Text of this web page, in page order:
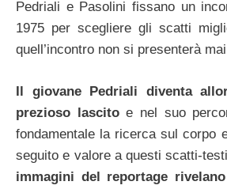
Pedriali e Pasolini fissano un
1975 per scegliere gli scatti
quell’incontro non si presenterà
Il giovane Pedriali diventa
prezioso lascitoe nel suo
fondamentale la ricerca sul corpo
seguito e valore a questi scatti-
immagini del reportage